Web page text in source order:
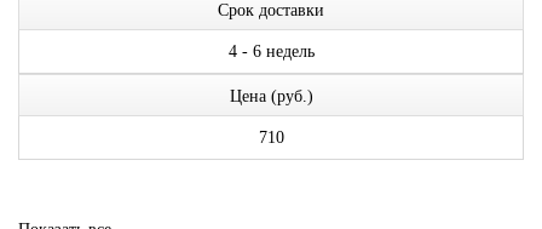
Срок доставки
4 - 6 недель
Цена (руб.)
710